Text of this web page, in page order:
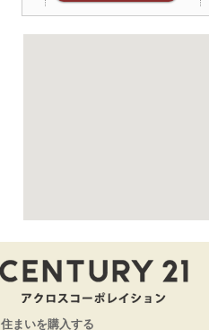
住まいを購入する